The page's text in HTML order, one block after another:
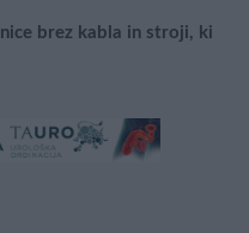
brez kabla in stroji, ki